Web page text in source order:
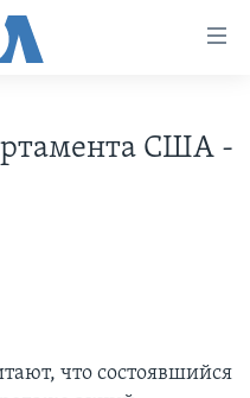
США -
что состоявшийся